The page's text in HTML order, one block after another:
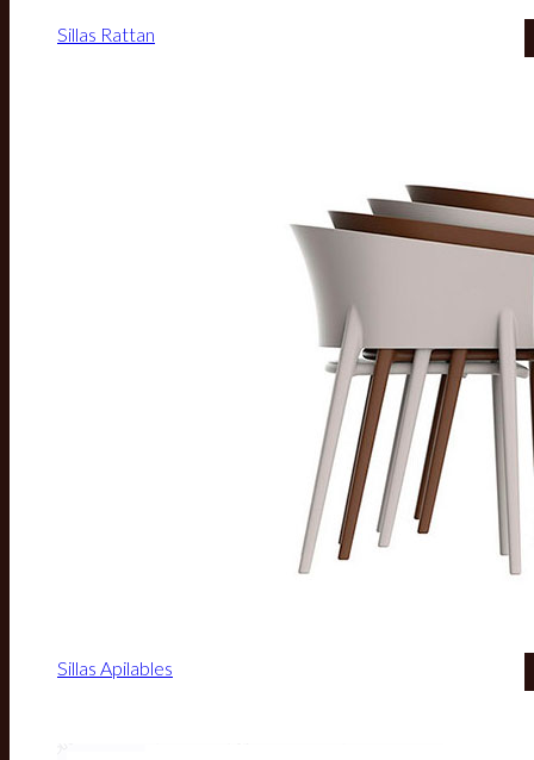
Sillas Rattan
Sillas Apilables